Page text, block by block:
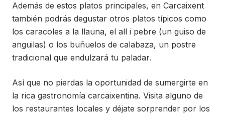
Además de estos platos principales, en Carcaixent
también podrás degustar otros platos típicos como
los caracoles a la llauna, el all i pebre (un guiso de
anguilas) o los buñuelos de calabaza, un postre
tradicional que endulzará tu paladar.
Así que no pierdas la oportunidad de sumergirte en
la rica gastronomía carcaixentina. Visita alguno de
los restaurantes locales y déjate sorprender por los